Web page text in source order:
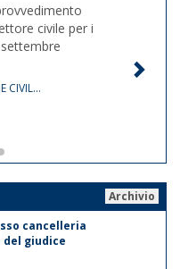
civile per i
CIVIL...
Archivio
cancelleria
giudice